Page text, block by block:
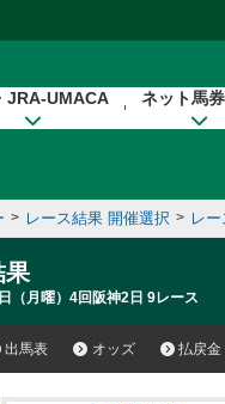
JRA-UMACA ネット馬
> レース結果 開催選択 > レ
果
（月曜）4回阪神2日 9レース
出馬表 オッズ 払戻金